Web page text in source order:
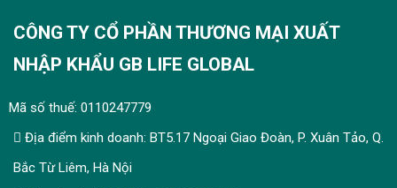
CÔNG TY CỔ PHẦN THƯƠNG MẠI XUẤT
NHẬP KHẨU GB LIFE GLOBAL
Mã số thuế: 0110247779
Địa điểm kinh doanh: BT5.17 Ngoại Giao Đoàn, P. Xuân Tảo, Q.
Bắc Từ Liêm, Hà Nội